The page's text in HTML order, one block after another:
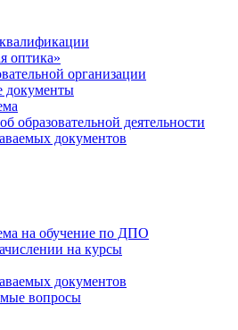
оптика»
организации
документы
образовательной деятельности
документов
на обучение по ДПО
на курсы
документов
вопросы